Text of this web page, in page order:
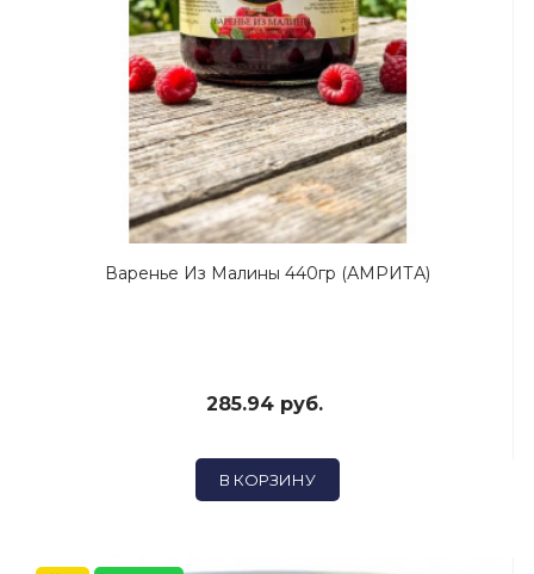
Варенье Из Малины 440гр (АМРИТА)
285.94 руб.
В КОРЗИНУ